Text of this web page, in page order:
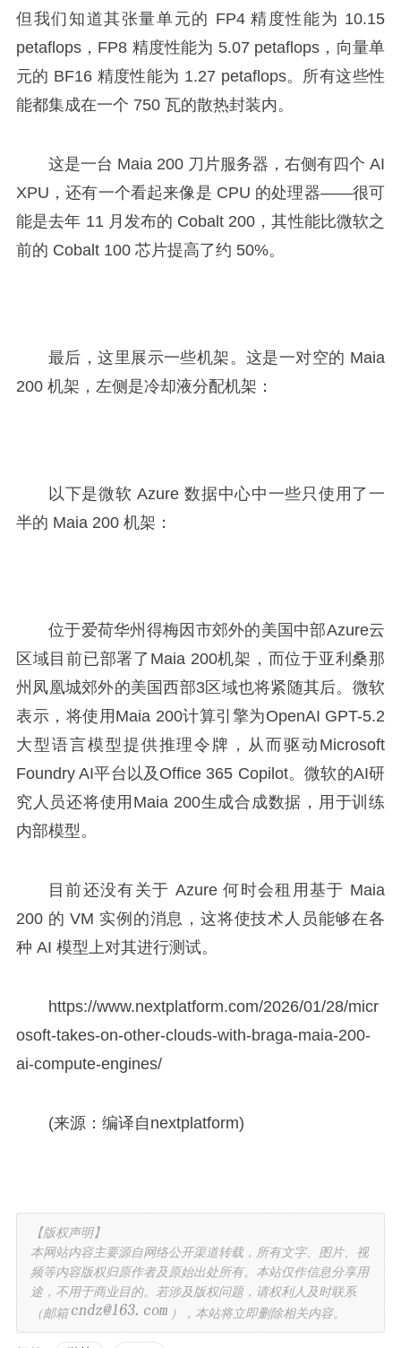
但我们知道其张量单元的 FP4 精度性能为 10.15
petaflops，FP8 精度性能为 5.07 petaflops，向量单
元的 BF16 精度性能为 1.27 petaflops。所有这些性
能都集成在一个 750 瓦的散热封装内。
这是一台 Maia 200 刀片服务器，右侧有四个 AI
XPU，还有一个看起来像是 CPU 的处理器——很可
能是去年 11 月发布的 Cobalt 200，其性能比微软之
前的 Cobalt 100 芯片提高了约 50%。
最后，这里展示一些机架。这是一对空的 Maia
200 机架，左侧是冷却液分配机架：
以下是微软 Azure 数据中心中一些只使用了一
半的 Maia 200 机架：
位于爱荷华州得梅因市郊外的美国中部Azure云
区域目前已部署了Maia 200机架，而位于亚利桑那
州凤凰城郊外的美国西部3区域也将紧随其后。微软
表示，将使用Maia 200计算引擎为OpenAI GPT-5.2
大型语言模型提供推理令牌，从而驱动Microsoft
Foundry AI平台以及Office 365 Copilot。微软的AI研
究人员还将使用Maia 200生成合成数据，用于训练
内部模型。
目前还没有关于 Azure 何时会租用基于 Maia
200 的 VM 实例的消息，这将使技术人员能够在各
种 AI 模型上对其进行测试。
https://www.nextplatform.com/2026/01/28/micr
osoft-takes-on-other-clouds-with-braga-maia-200-
ai-compute-engines/
(来源：编译自nextplatform)
【版权声明】
本网站内容主要源自网络公开渠道转载，所有文字、图片、视
频等内容版权归原作者及原始出处所有。本站仅作信息分享用
途，不用于商业目的。若涉及版权问题，请权利人及时联系
（邮箱
），本站将立即删除相关内容。